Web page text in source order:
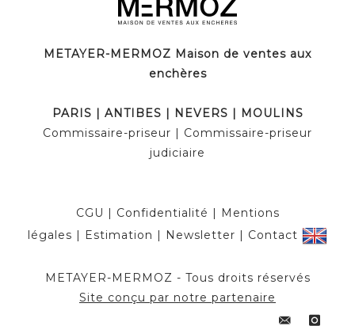
METAYER-MERMOZ Maison de ventes aux
enchères
PARIS | ANTIBES | NEVERS | MOULINS
Commissaire-priseur | Commissaire-priseur
judiciaire
CGU | Confidentialité | Mentions
légales | Estimation | Newsletter | Contact
METAYER-MERMOZ - Tous droits réservés
Site conçu par notre partenaire